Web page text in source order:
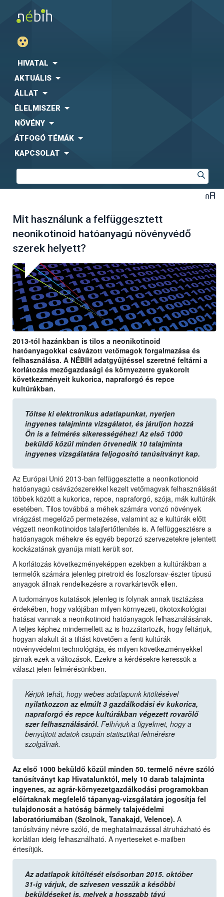
HIVATAL
AKTUÁLIS
ÁLLAT
ÉLELMISZER
NÖVÉNY
ÁTFOGÓ TÉMÁK
KAPCSOLAT
Mit használunk a felfüggesztett
neonikotinoid hatóanyagú növényvédő
szerek helyett?
2013-tól hazánkban is tilos a neonikotinoid
hatóanyagokkal csávázott vetőmagok forgalmazása és
felhasználása. A NÉBIH adatgyűjtéssel szeretné feltárni a
korlátozás mezőgazdasági és környezetre gyakorolt
következményeit kukorica, napraforgó és repce
kultúrákban.
Töltse ki elektronikus adatlapunkat, nyerjen
ingyenes talajminta vizsgálatot, és járuljon hozzá
Ön is a felmérés sikerességéhez! Az első 1000
beküldő közül minden ötvenedik 10 talajminta
ingyenes vizsgálatára feljogosító tanúsítványt kap.
Az Európai Unió 2013-ban felfüggesztette a neonikotionoid
hatóanyagú csávázószerekkel kezelt vetőmagvak felhasználását
többek között a kukorica, repce, napraforgó, szója, mák kultúrák
esetében. Tilos továbbá a méhek számára vonzó növények
virágzást megelőző permetezése, valamint az e kultúrák előtt
végzett neonikotinoidos talajfertőtlenítés is. A felfüggesztésre a
hatóanyagok méhekre és egyéb beporzó szervezetekre jelentett
kockázatának gyanúja miatt került sor.
A korlátozás következményeképpen ezekben a kultúrákban a
termelők számára jelenleg piretroid és foszforsav-észter típusú
anyagok állnak rendelkezésre a rovarkártevők ellen.
A tudományos kutatások jelenleg is folynak annak tisztázása
érdekében, hogy valójában milyen környezeti, ökotoxikológiai
hatásai vannak a neonikotinoid hatóanyagok felhasználásának.
A teljes képhez mindemellett az is hozzátartozik, hogy feltárjuk,
hogyan alakult át a tiltást követően a fenti kultúrák
növényvédelmi technológiája, és milyen következményekkel
járnak ezek a változások. Ezekre a kérdésekre keressük a
választ jelen felmérésünkben.
Kérjük tehát, hogy webes adatlapunk kitöltésével
nyilatkozzon az elmúlt 3 gazdálkodási év kukorica,
napraforgó és repce kultúrákban végezett rovarölő
szer felhasználásáról. Felhívjuk a figyelmet, hogy a
benyújtott adatok csupán statisztikai felmérésre
szolgálnak.
Az első 1000 beküldő közül minden 50. termelő névre szóló
tanúsítványt kap Hivatalunktól, mely 10 darab talajminta
ingyenes, az agrár-környezetgazdálkodási programokban
előírtaknak megfelelő tápanyag-vizsgálatára jogosítja fel
tulajdonosát a hatóság bármely talajvédelmi
laboratóriumában (Szolnok, Tanakajd, Velence). A
tanúsítvány névre szóló, de meghatalmazással átruházható és
korlátlan ideig felhasználható. A nyerteseket e-mailben
értesítjük.
Az adatlapok kitöltését elsősorban 2015. október
31-ig várjuk, de szívesen vesszük a későbbi
beküldéseket is, melyek a hosszabb távú